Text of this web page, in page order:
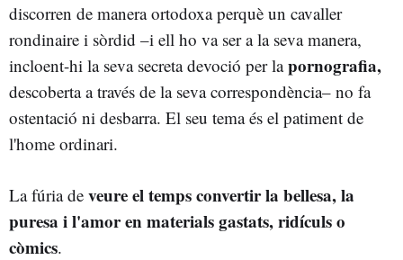
discorren de manera ortodoxa perquè un cavaller
rondinaire i sòrdid –i ell ho va ser a la seva manera,
incloent-hi la seva secreta devoció per lapornografia,
descoberta a través de la seva correspondència– no fa
ostentació ni desbarra. El seu tema és el patiment de
l'home ordinari.
La fúria de veure el temps convertir la bellesa, la
puresa i l'amor en materials gastats, ridículs o
còmics.